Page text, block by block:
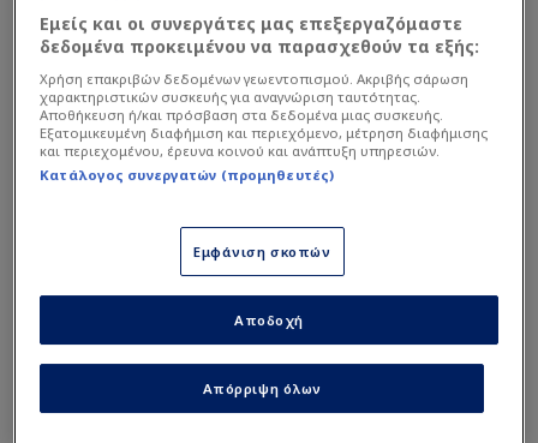
AP
Όπως σημειώνεται χαρακτηριστικά η πλευρά
της Γκρανάτα με αυτή του Τζενάρο
Γκατούζο είχαν τουλάχιστον δύο συναντήσεις
μέσα στην εβδομάδα, ώστε να συζητήσουν τις
Εμείς και οι συνεργάτες μας επεξεργαζόμαστε
δεδομένα προκειμένου να παρασχεθούν τα εξής:
Χρήση επακριβών δεδομένων γεωεντοπισμού. Ακριβής σάρωση
χαρακτηριστικών συσκευής για αναγνώριση ταυτότητας.
Αποθήκευση ή/και πρόσβαση στα δεδομένα μιας συσκευής.
Εξατομικευμένη διαφήμιση και περιεχόμενο, μέτρηση διαφήμισης
και περιεχομένου, έρευνα κοινού και ανάπτυξη υπηρεσιών.
Κατάλογος συνεργατών (προμηθευτές)
Εμφάνιση σκοπών
Απόρριψη όλων
Αποδοχή